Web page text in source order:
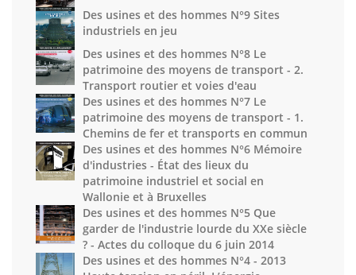
Des usines et des hommes N°9 Sites
industriels en jeu
Des usines et des hommes N°8 Le
patrimoine des moyens de transport - 2.
Transport routier et voies d'eau
Des usines et des hommes N°7 Le
patrimoine des moyens de transport - 1.
Chemins de fer et transports en commun
Des usines et des hommes N°6 Mémoire
d'industries - État des lieux du
patrimoine industriel et social en
Wallonie et à Bruxelles
Des usines et des hommes N°5 Que
garder de l'industrie lourde du XXe siècle
? - Actes du colloque du 6 juin 2014
Des usines et des hommes N°4 - 2013